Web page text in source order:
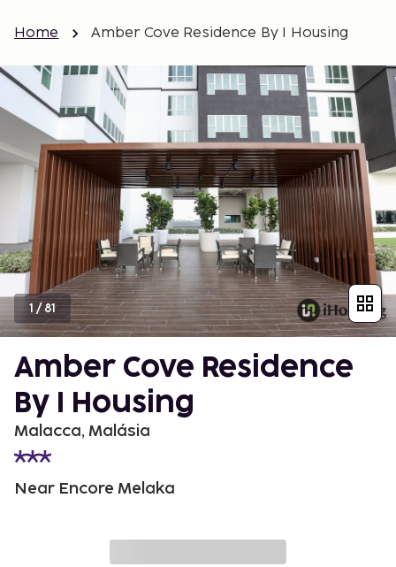
Home Amber Cove Residence By I Housing
1 /81
Amber Cove Residence
By I Housing
Malacca, Malásia
Near Encore Melaka